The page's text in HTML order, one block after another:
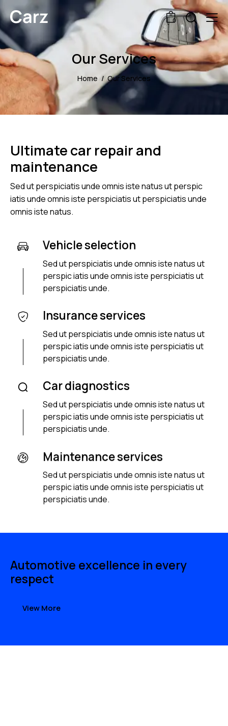
0
Our Services
Home Our Services
Ultimate car repair and
maintenance
Sed ut perspiciatis unde omnis iste natus ut perspic
iatis unde omnis iste perspiciatis ut perspiciatis unde
omnis iste natus.
Vehicle selection
Sed ut perspiciatis unde omnis iste natus ut
perspic iatis unde omnis iste perspiciatis ut
perspiciatis unde.
Insurance services
Sed ut perspiciatis unde omnis iste natus ut
perspic iatis unde omnis iste perspiciatis ut
perspiciatis unde.
Car diagnostics
Sed ut perspiciatis unde omnis iste natus ut
perspic iatis unde omnis iste perspiciatis ut
perspiciatis unde.
Maintenance services
Sed ut perspiciatis unde omnis iste natus ut
perspic iatis unde omnis iste perspiciatis ut
perspiciatis unde.
Automotive excellence in every
respect
View More